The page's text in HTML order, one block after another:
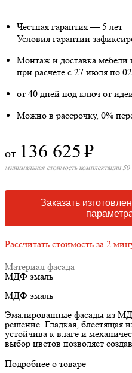
Честная гарантия — 5 лет
Условия гарантии
Монтаж и доставка мебели
при расчете с 27 июля по
от 40 дней под ключ от
Можно в рассрочку, 0%
от 136 625₽
минимальная стоимость комплектации 50
Заказать
Рассчитать стоимость за 2
Материал фасада
МДФ эмаль
МДФ эмаль
Эмалированные фасады из
решение. Гладкая, блестящая
устойчива к влаге и
выбор цветов позволяет
Подробнее о товаре